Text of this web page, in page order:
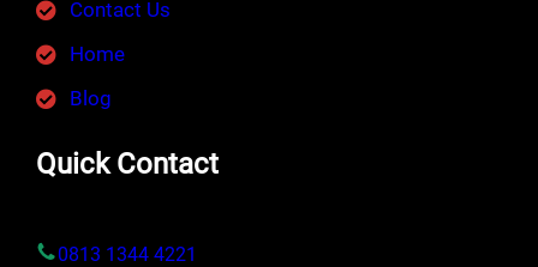
Contact Us
Home
Blog
Quick Contact
0813 1344 4221